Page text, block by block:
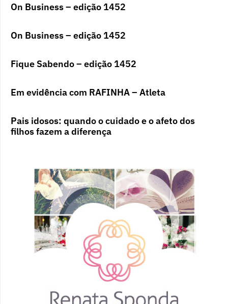
On Business – edição 1452
On Business – edição 1452
Fique Sabendo – edição 1452
Em evidência com RAFINHA – Atleta
Pais idosos: quando o cuidado e o afeto dos
filhos fazem a diferença